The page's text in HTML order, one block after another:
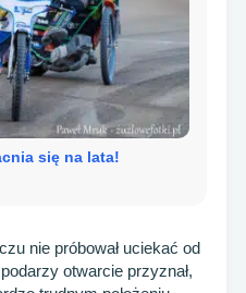
się na lata!
nie próbował uciekać od
otwarcie przyznał,